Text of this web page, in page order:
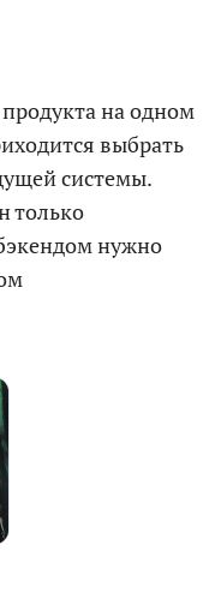
на одном
выбрать
системы.
только
нужно